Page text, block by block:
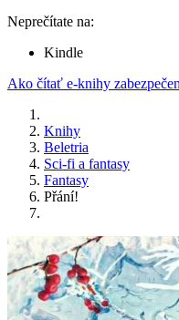
Neprečítate na:
Kindle
Ako čítať e-knihy
Knihy
Beletria
Sci-fi a fantasy
Fantasy
Přání!